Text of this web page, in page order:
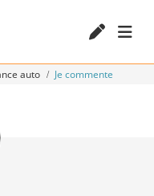
auto Je commente